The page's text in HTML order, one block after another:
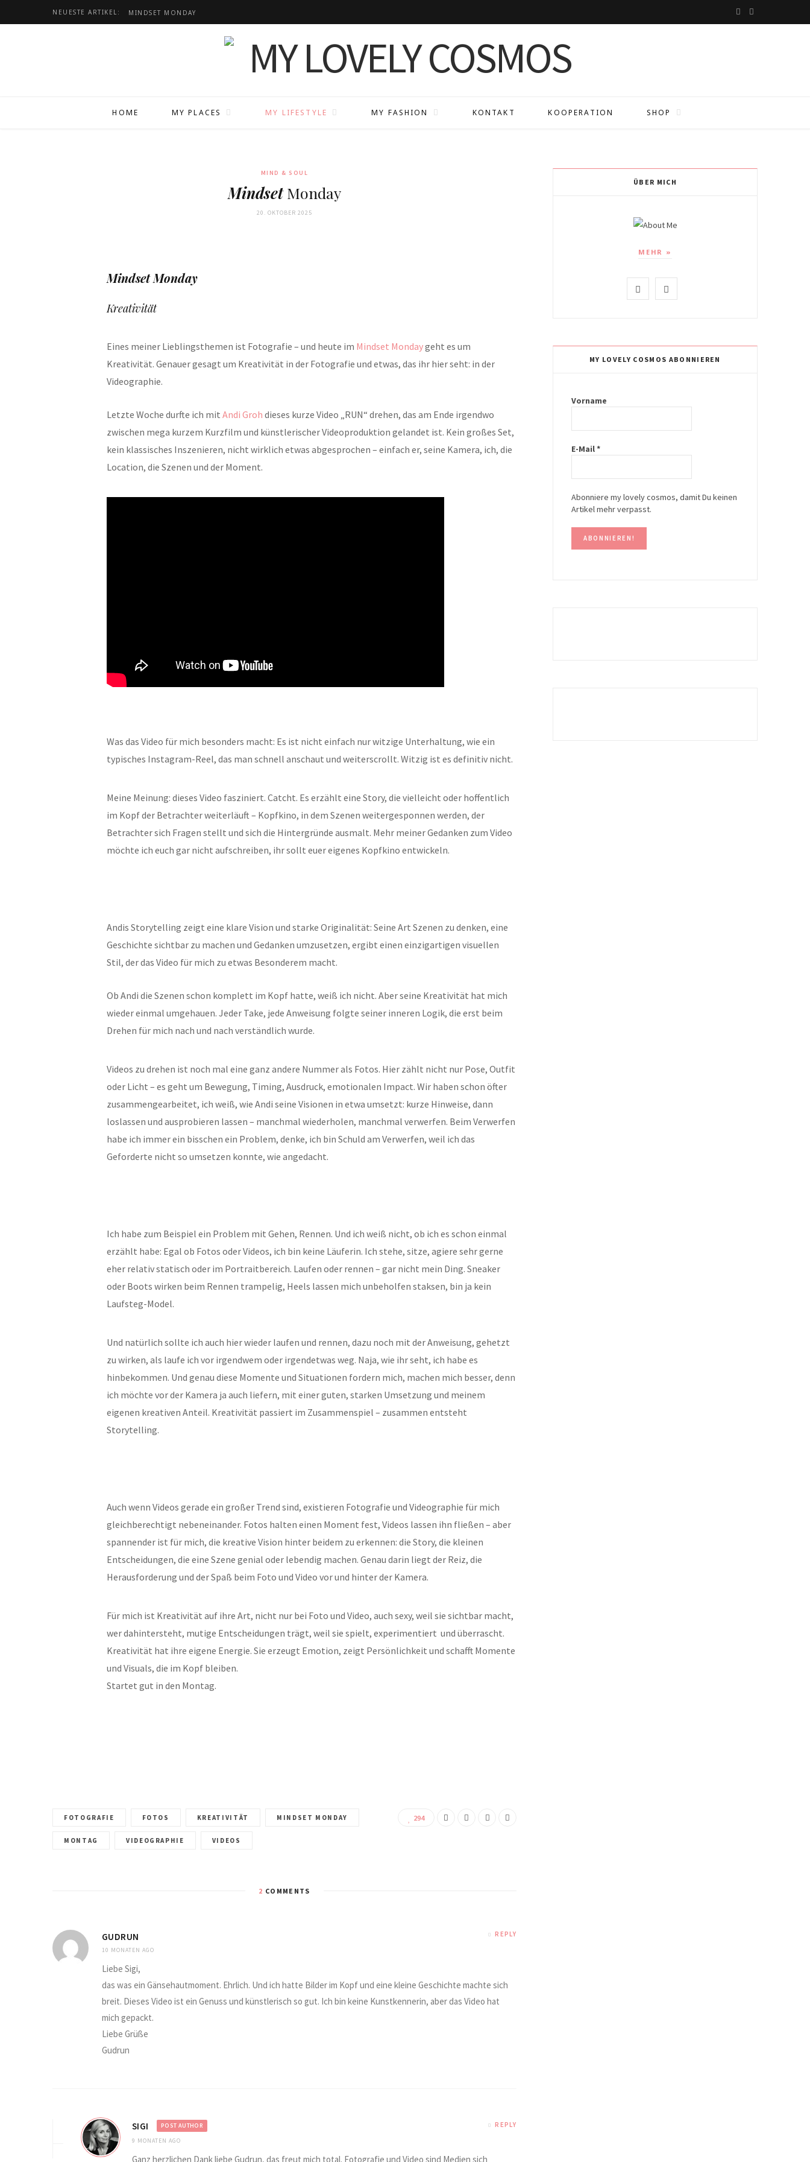
NEUESTE ARTIKEL: MINDSET MONDAY
HOME MY PLACES MY LIFESTYLE MY FASHION KONTAKT KOOPERATION SHOP
MIND & SOUL
MindsetMonday
20. OKTOBER 2025
Mindset Monday
Kreativität
Eines meiner Lieblingsthemen ist Fotografie – und heute im Mindset Mondaygeht es um
Kreativität. Genauer gesagt um Kreativität in der Fotografie und etwas, das ihr hier seht: in der
Videographie.
Letzte Woche durfte ich mit Andi Groh dieses kurze Video „RUN“ drehen, das am Ende irgendwo
zwischen mega kurzem Kurzfilm und künstlerischer Videoproduktion gelandet ist. Kein großes Set,
kein klassisches Inszenieren, nicht wirklich etwas abgesprochen – einfach er, seine Kamera, ich, die
Location, die Szenen und der Moment.
Was das Video für mich besonders macht: Es ist nicht einfach nur witzige Unterhaltung, wie ein
typisches Instagram-Reel, das man schnell anschaut und weiterscrollt. Witzig ist es definitiv nicht.
Meine Meinung: dieses Video fasziniert. Catcht. Es erzählt eine Story, die vielleicht oder hoffentlich
im Kopf der Betrachter weiterläuft – Kopfkino, in dem Szenen weitergesponnen werden, der
Betrachter sich Fragen stellt und sich die Hintergründe ausmalt. Mehr meiner Gedanken zum Video
möchte ich euch gar nicht aufschreiben, ihr sollt euer eigenes Kopfkino entwickeln.
Andis Storytelling zeigt eine klare Vision und starke Originalität: Seine Art Szenen zu denken, eine
Geschichte sichtbar zu machen und Gedanken umzusetzen, ergibt einen einzigartigen visuellen
Stil, der das Video für mich zu etwas Besonderem macht.
Ob Andi die Szenen schon komplett im Kopf hatte, weiß ich nicht. Aber seine Kreativität hat mich
wieder einmal umgehauen. Jeder Take, jede Anweisung folgte seiner inneren Logik, die erst beim
Drehen für mich nach und nach verständlich wurde.
Videos zu drehen ist noch mal eine ganz andere Nummer als Fotos. Hier zählt nicht nur Pose, Outfit
oder Licht – es geht um Bewegung, Timing, Ausdruck, emotionalen Impact. Wir haben schon öfter
zusammengearbeitet, ich weiß, wie Andi seine Visionen in etwa umsetzt: kurze Hinweise, dann
loslassen und ausprobieren lassen – manchmal wiederholen, manchmal verwerfen. Beim Verwerfen
habe ich immer ein bisschen ein Problem, denke, ich bin Schuld am Verwerfen, weil ich das
Geforderte nicht so umsetzen konnte, wie angedacht.
Ich habe zum Beispiel ein Problem mit Gehen, Rennen. Und ich weiß nicht, ob ich es schon einmal
erzählt habe: Egal ob Fotos oder Videos, ich bin keine Läuferin. Ich stehe, sitze, agiere sehr gerne
eher relativ statisch oder im Portraitbereich. Laufen oder rennen – gar nicht mein Ding. Sneaker
oder Boots wirken beim Rennen trampelig, Heels lassen mich unbeholfen staksen, bin ja kein
Laufsteg-Model.
Und natürlich sollte ich auch hier wieder laufen und rennen, dazu noch mit der Anweisung, gehetzt
zu wirken, als laufe ich vor irgendwem oder irgendetwas weg. Naja, wie ihr seht, ich habe es
hinbekommen. Und genau diese Momente und Situationen fordern mich, machen mich besser, denn
ich möchte vor der Kamera ja auch liefern, mit einer guten, starken Umsetzung und meinem
eigenen kreativen Anteil. Kreativität passiert im Zusammenspiel – zusammen entsteht
Storytelling.
Auch wenn Videos gerade ein großer Trend sind, existieren Fotografie und Videographie für mich
gleichberechtigt nebeneinander. Fotos halten einen Moment fest, Videos lassen ihn fließen – aber
spannender ist für mich, die kreative Vision hinter beidem zu erkennen: die Story, die kleinen
Entscheidungen, die eine Szene genial oder lebendig machen. Genau darin liegt der Reiz, die
Herausforderung und der Spaß beim Foto und Video vor und hinter der Kamera.
Für mich ist Kreativität auf ihre Art, nicht nur bei Foto und Video, auch sexy, weil sie sichtbar macht,
wer dahintersteht, mutige Entscheidungen trägt, weil sie spielt, experimentiert und überrascht.
Kreativität hat ihre eigene Energie. Sie erzeugt Emotion, zeigt Persönlichkeit und schafft Momente
und Visuals, die im Kopf bleiben.
Startet gut in den Montag.
FOTOGRAFIE FOTOS KREATIVITÄT MINDSET MONDAY
MONTAG VIDEOGRAPHIE VIDEOS
294
2 COMMENTS
GUDRUN
10 MONATEN AGO
REPLY
Liebe Sigi,
das was ein Gänsehautmoment. Ehrlich. Und ich hatte Bilder im Kopf und eine kleine Geschichte machte sich
breit. Dieses Video ist ein Genuss und künstlerisch so gut. Ich bin keine Kunstkennerin, aber das Video hat
mich gepackt.
Liebe Grüße
Gudrun
SIGI
POST AUTHOR
9 MONATEN AGO
REPLY
Ganz herzlichen Dank liebe Gudrun, das freut mich total. Fotografie und Video sind Medien sich
ÜBER MICH
MEHR »
t
t
MY LOVELY COSMOS ABONNIEREN
Vorname
E-Mail*
Abonniere my lovely cosmos, damit Du keinen
Artikel mehr verpasst.